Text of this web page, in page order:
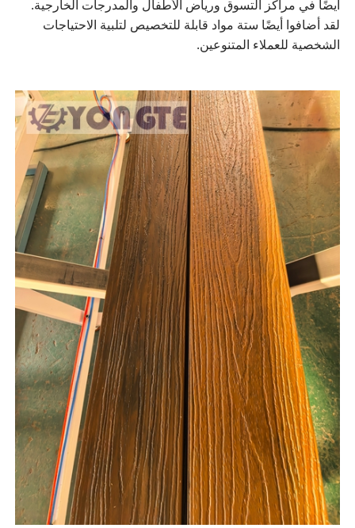
أيضًا في مراكز التسوق ورياض الأطفال والمدرجات الخارجية.
لقد أضافوا أيضًا ستة مواد قابلة للتخصيص لتلبية الاحتياجات
الشخصية للعملاء المتنوعين.